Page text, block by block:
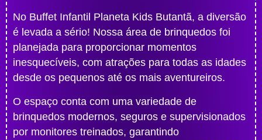
No Buffet Infantil Planeta Kids Butantã, a diversão
é levada a sério! Nossa área de brinquedos foi
planejada para proporcionar momentos
inesquecíveis, com atrações para todas as idades
desde os pequenos até os mais aventureiros.
O espaço conta com uma variedade de
brinquedos modernos, seguros e supervisionados
por monitores treinados, garantindo